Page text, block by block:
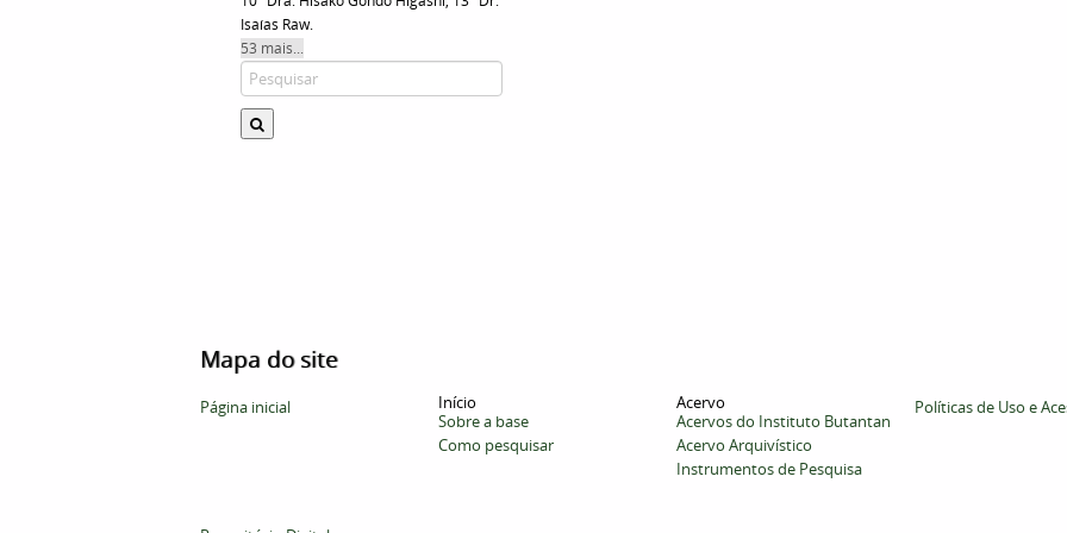
Isaías Raw.
53 mais...
Mapa do site
Página inicial
Início
Sobre a base
Como pesquisar
Acervo
Acervos do Instituto Butantan
Acervo Arquivístico
Instrumentos de Pesquisa
Políticas de Uso e